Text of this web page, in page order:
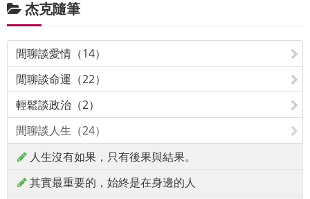
杰克隨筆
閒聊談愛情（14）
閒聊談命運（22）
輕鬆談政治（2）
閒聊談人生（24）
人生沒有如果，只有後果與結果。
其實最重要的，始終是在身邊的人